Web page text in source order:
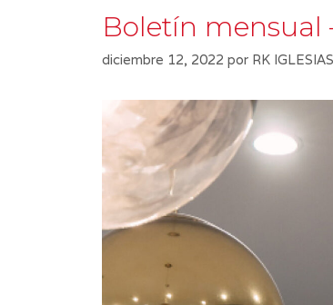
Boletín mensual
diciembre 12, 2022 por RK IGLESIAS